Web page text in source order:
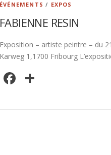
ÉVÉNEMENTS / EXPOS
FABIENNE RESIN
Exposition – artiste peintre – du
Karweg 1,1700 Fribourg
Facebook